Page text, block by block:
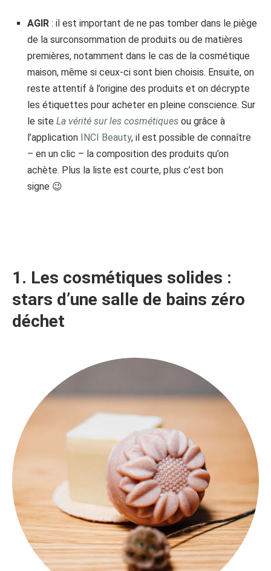
AGIR : il est important de ne pas tomber dans le piège
de la surconsommation de produits ou de matières
premières, notamment dans le cas de la cosmétique
maison, même si ceux-ci sont bien choisis. Ensuite, on
reste attentif à l’origine des produits et on décrypte
les étiquettes pour acheter en pleine conscience. Sur
le site La vérité sur les cosmétiques ou grâce à
l’application INCI Beauty, il est possible de connaître
– en un clic – la composition des produits qu’on
achète. Plus la liste est courte, plus c’est bon
signe 😉
1. Les cosmétiques solides :
stars d’une salle de bains zéro
déchet